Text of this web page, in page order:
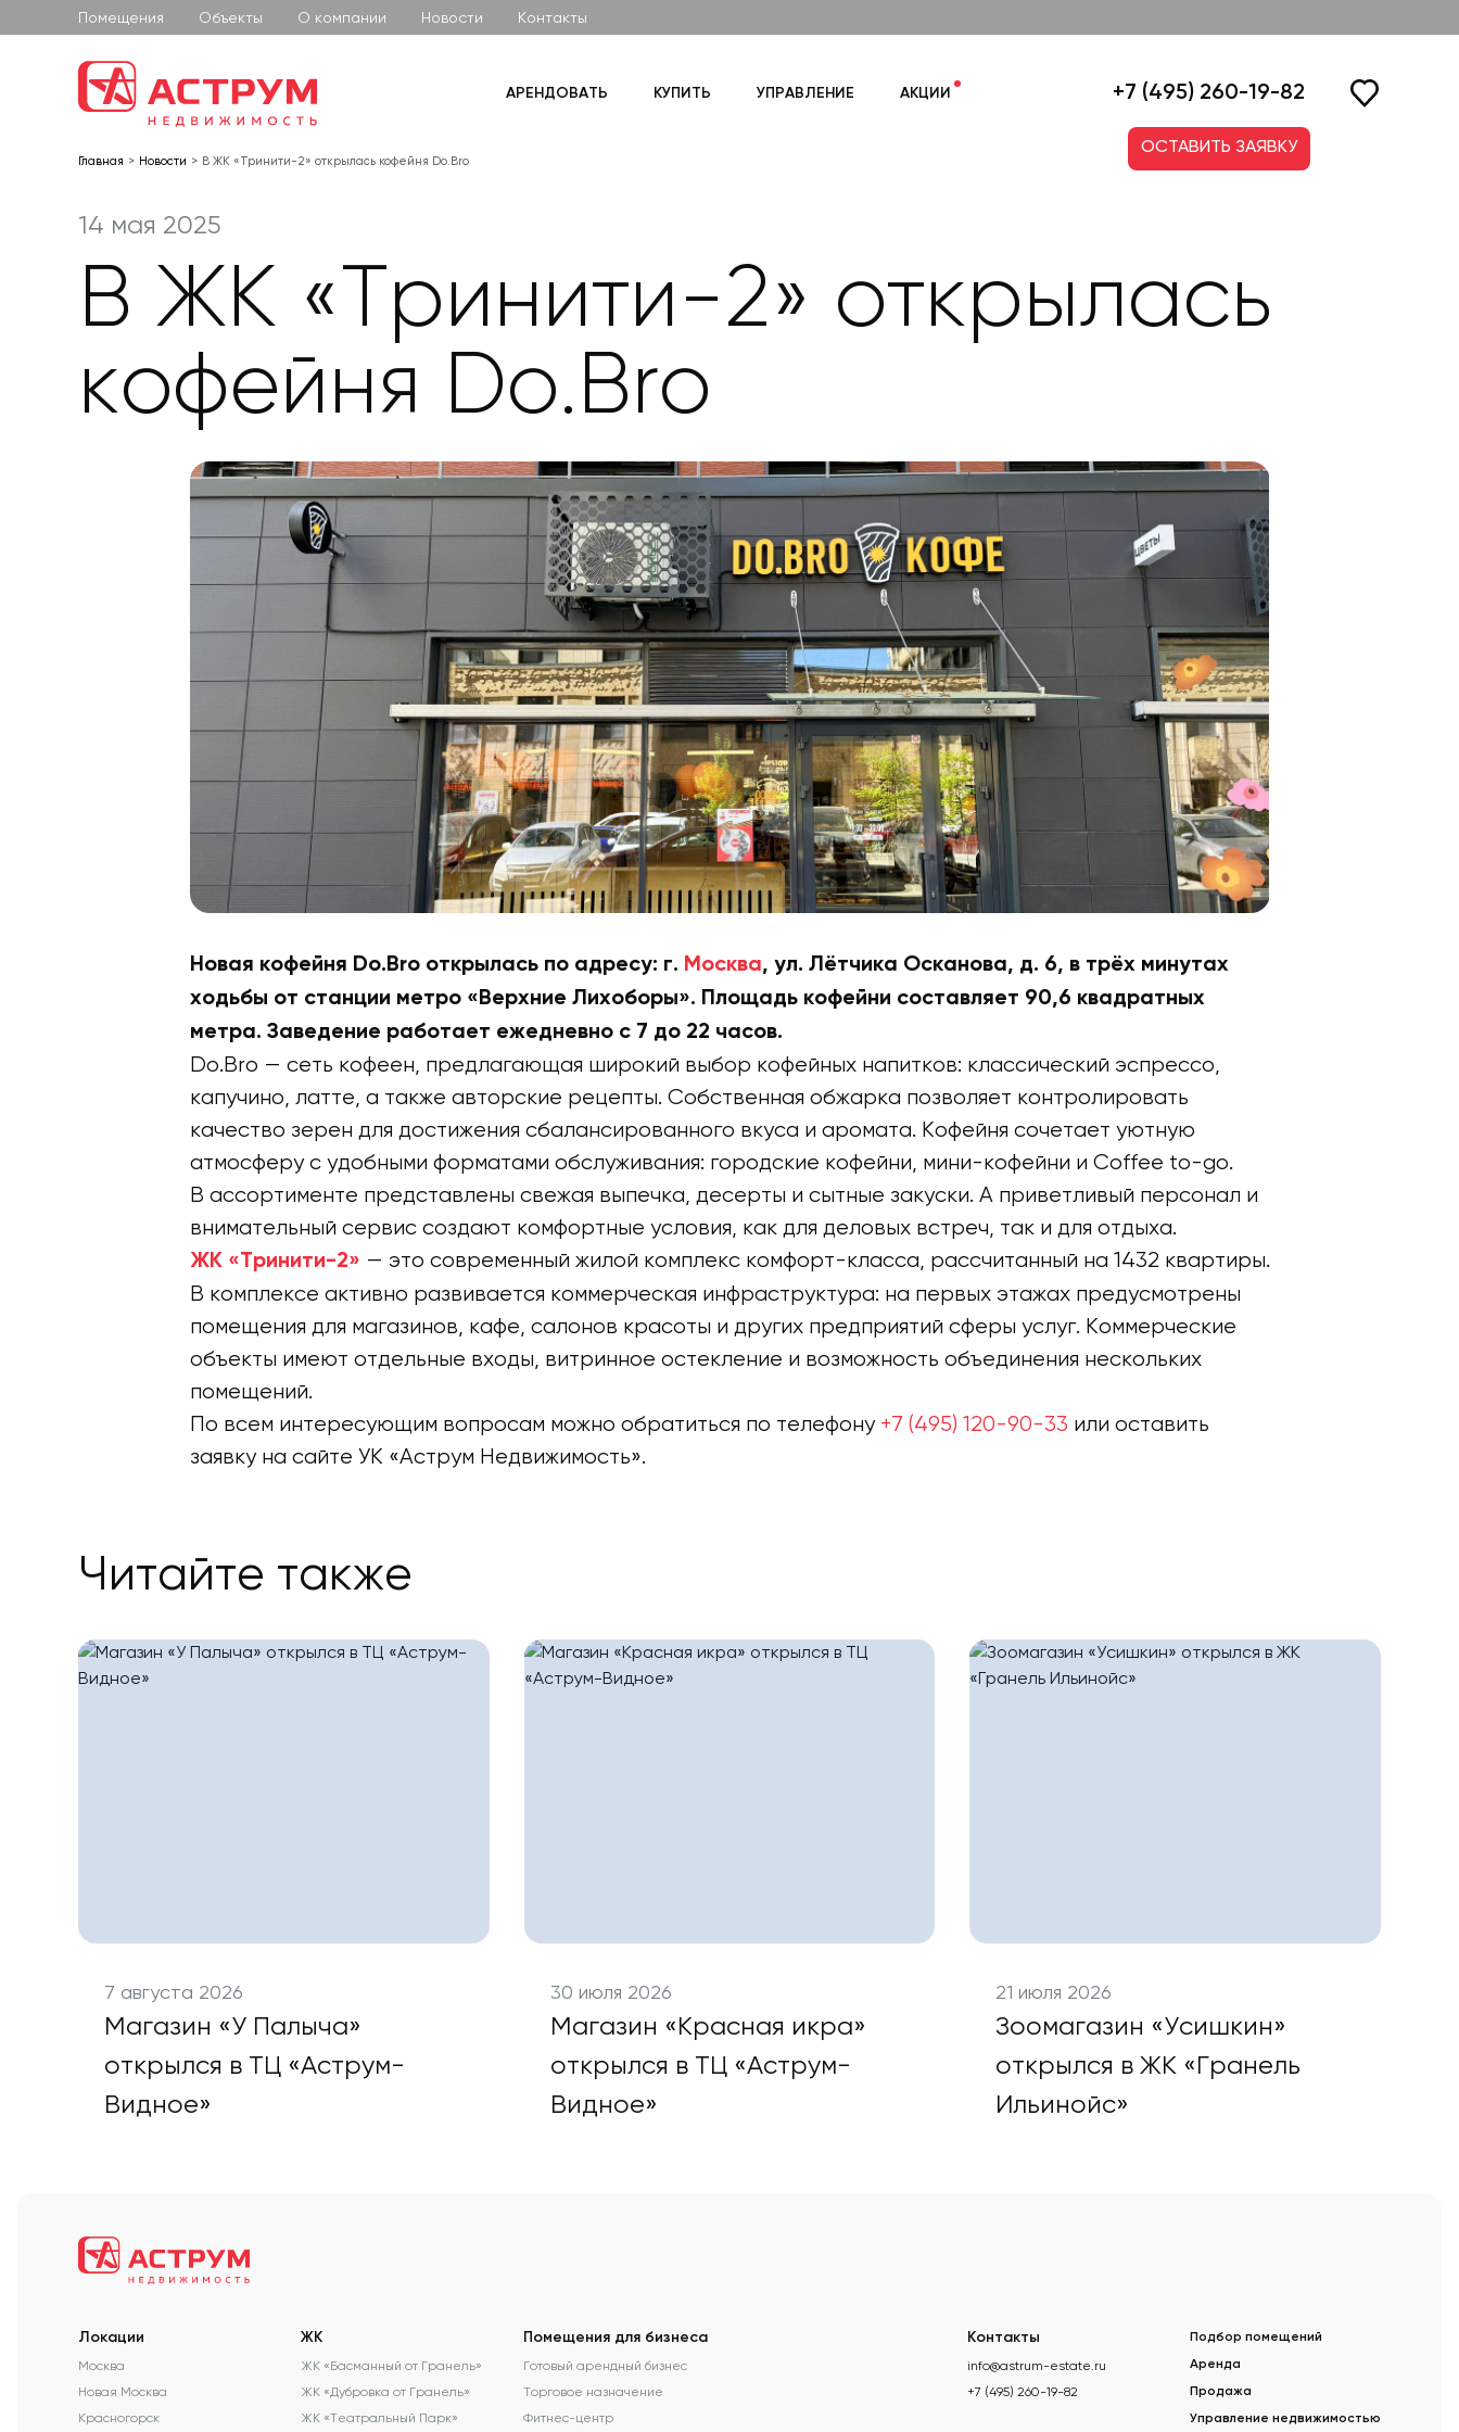
Помещения Объекты О компании Новости Контакты
АРЕНДОВАТЬ КУПИТЬ УПРАВЛЕНИЕ АКЦИИ +7 (495) 260-19-82
Главная Новости В ЖК «Тринити-2» открылась кофейня Do.Bro
ОСТАВИТЬ ЗАЯВКУ
14 мая 2025
В ЖК «Тринити-2» открылась
кофейня Do.Bro
Новая кофейня Do.Bro открылась по адресу: г. Москва, ул. Лётчика Осканова, д. 6, в трёх минутах
ходьбы от станции метро «Верхние Лихоборы». Площадь кофейни составляет 90,6 квадратных
метра. Заведение работает ежедневно с 7 до 22 часов.
Do.Bro — сеть кофеен, предлагающая широкий выбор кофейных напитков: классический эспрессо,
капучино, латте, а также авторские рецепты. Собственная обжарка позволяет контролировать
качество зерен для достижения сбалансированного вкуса и аромата. Кофейня сочетает уютную
атмосферу с удобными форматами обслуживания: городские кофейни, мини-кофейни и Coffee to-go.
В ассортименте представлены свежая выпечка, десерты и сытные закуски. А приветливый персонал и
внимательный сервис создают комфортные условия, как для деловых встреч, так и для отдыха.
ЖК «Тринити-2» — это современный жилой комплекс комфорт-класса, рассчитанный на 1432 квартиры.
В комплексе активно развивается коммерческая инфраструктура: на первых этажах предусмотрены
помещения для магазинов, кафе, салонов красоты и других предприятий сферы услуг. Коммерческие
объекты имеют отдельные входы, витринное остекление и возможность объединения нескольких
помещений.
По всем интересующим вопросам можно обратиться по телефону +7 (495) 120-90-33 или оставить
заявку на сайте УК «Аструм Недвижимость».
Читайте также
7 августа 2026
Магазин «У Палыча»
открылся в ТЦ «Аструм-
Видное»
30 июля 2026
Магазин «Красная икра»
открылся в ТЦ «Аструм-
Видное»
21 июля 2026
Зоомагазин «Усишкин»
открылся в ЖК «Гранель
Ильинойс»
Локации
Москва
Новая Москва
Красногорск
ЖК
ЖК «Басманный от Гранель»
ЖК «Дубровка от Гранель»
ЖК «Театральный Парк»
Помещения для бизнеса
Готовый арендный бизнес
Торговое назначение
Фитнес-центр
Контакты
info@astrum-estate.ru
+7 (495) 260-19-82
Подбор помещений
Аренда
Продажа
Управление недвижимостью